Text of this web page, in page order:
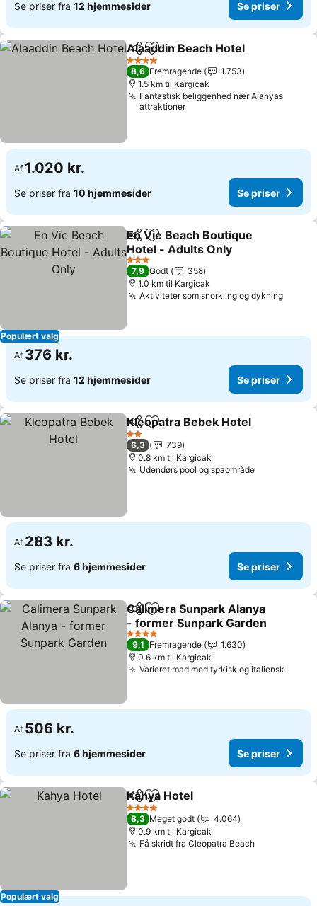
Se priser fra 12 hjemmesider Se priser
Del Føj til favoritter
Alaaddin Beach Hotel
4 Stjerner
8,6 Fremragende
1.753
1.5 km til Kargicak
Fantastisk beliggenhed nær Alanyas
attraktioner
Af 1.020 kr.
Se priser fra 10 hjemmesider Se priser
Populært valg
Del Føj til favoritter
En Vie Beach Boutique
Hotel - Adults Only
Se priser
3 Stjerner
7,9 Godt
358
1.0 km til Kargicak
Aktiviteter som snorkling og dykningSe
Af 376 kr.
Se priser fra 12 hjemmesider Se priser
Del Føj til favoritter
Kleopatra Bebek Hotel
2 Stjerner
6,3
739
0.8 km til Kargicak
Udendørs pool og spaområdeSe priser
Af 283 kr.
Se priser fra 6 hjemmesider Se priser
Del Føj til favoritter
Calimera Sunpark Alanya
- former Sunpark Garden
Se priser
4 Stjerner
9,1 Fremragende
1.630
0.6 km til Kargicak
Varieret mad med tyrkisk og italiensk
Af 506 kr.
Se priser fra 6 hjemmesider Se priser
Populært valg
Del Føj til favoritter
Kahya Hotel
4 Stjerner
8,3 Meget godt
4.064
0.9 km til Kargicak
Få skridt fra Cleopatra BeachSe priser